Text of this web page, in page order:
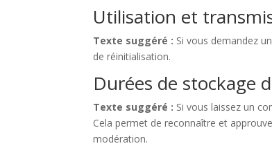
Utilisation et
Texte suggéré : Si vous demandez
de réinitialisation.
Durées de stockage
Texte suggéré : Si vous laissez un
Cela permet de reconnaître et
modération.